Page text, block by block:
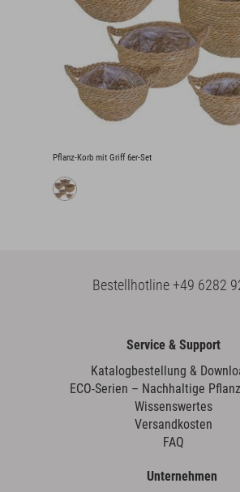
Pflanz-Korb mit Griff 6er-Set
Bestellhotline+49 6282
Service & Support
Katalogbestellung &
ECO-Serien – Nachhaltige
Wissenswertes
Versandkosten
FAQ
Unternehmen